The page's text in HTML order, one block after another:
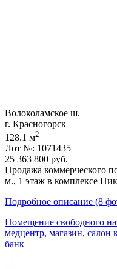
Волоколамское ш.
г. Красногорск
128.1 м2
Лот №: 1071435
25 363 800 руб.
Продажа коммерческого
м.,­ 1 этаж в комплексе
Подробное описание (8
Помещение свободного
медцентр, магазин,
банк